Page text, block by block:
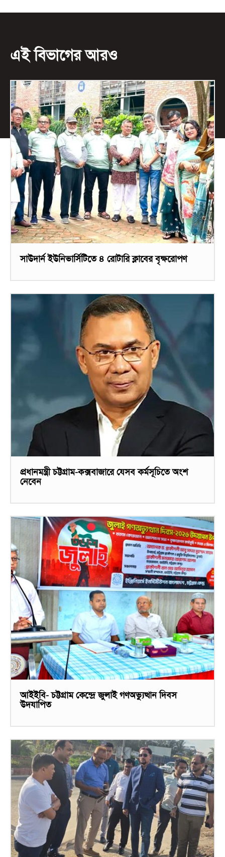
এই বিভাগের আরও
সাউদার্ন ইউনিভার্সিটিতে ৪ রোটারি ক্লাবের বৃক্ষরোপণ
প্রধানমন্ত্রী চট্টগ্রাম-কক্সবাজারে যেসব কর্মসূচিতে অংশ
নেবেন
আইইবি- চট্টগ্রাম কেন্দ্রে জুলাই গণঅভ্যুত্থান দিবস
উদযাপিত